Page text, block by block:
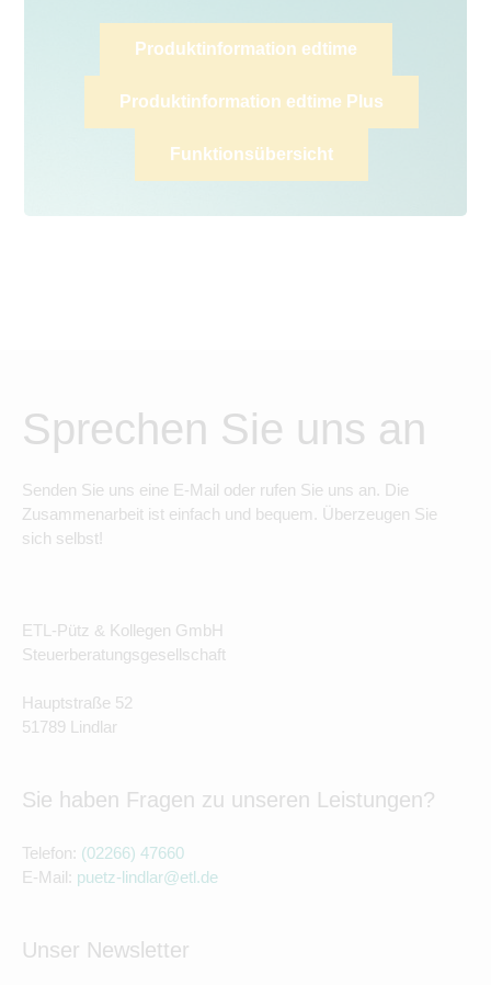
Produktinformation edtime
Produktinformation edtime Plus
Funktionsübersicht
Sprechen Sie uns an
Senden Sie uns eine E-Mail oder rufen Sie uns an. Die
Zusammenarbeit ist einfach und bequem. Überzeugen Sie
sich selbst!
ETL-Pütz & Kollegen GmbH
Steuerberatungsgesellschaft
Hauptstraße 52
51789 Lindlar
Sie haben Fragen zu unseren Leistungen?
Telefon: (02266) 47660
E-Mail: puetz-lindlar@etl.de
Unser Newsletter